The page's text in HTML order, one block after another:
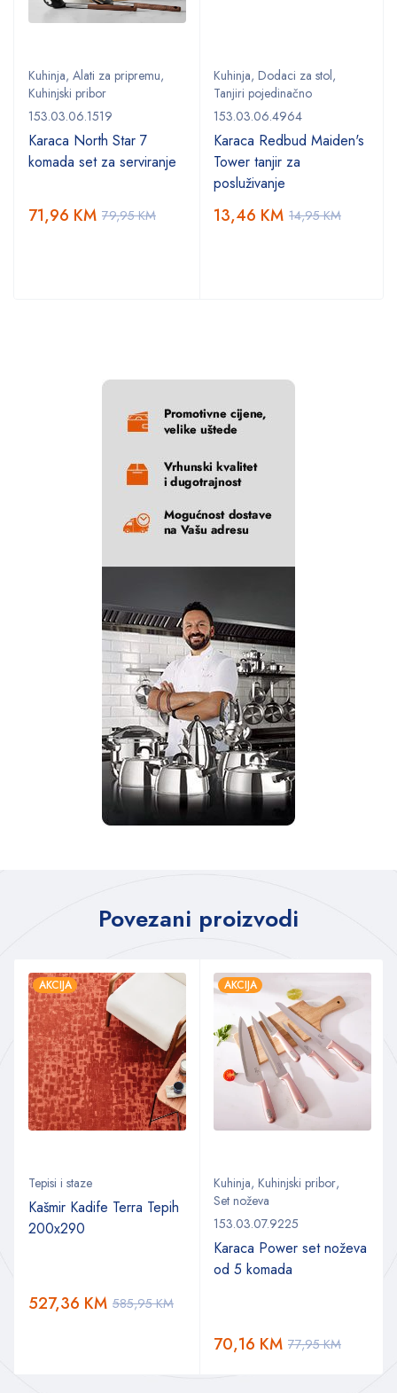
Kuhinja, Alati za pripremu,
Kuhinjski pribor
153.03.06.1519
Karaca North Star 7
komada set za serviranje
79,95KM
71,96 KM
Kuhinja, Dodaci za stol,
Tanjiri pojedinačno
153.03.06.4964
Karaca Redbud Maiden's
Tower tanjir za
posluživanje
14,95KM
13,46 KM
Povezani proizvodi
AKCIJA
Tepisi i staze
Kašmir Kadife Terra Tepih
200x290
585,95KM
527,36 KM
AKCIJA
Kuhinja, Kuhinjski pribor,
Set noževa
153.03.07.9225
Karaca Power set noževa
od 5 komada
77,95KM
70,16 KM